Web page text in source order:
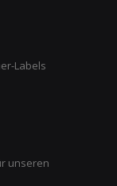
Labels
unseren